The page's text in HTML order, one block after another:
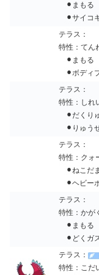
⚫︎まも
⚫︎サイコ
テラス：
特性：てん
⚫︎まも
⚫︎ボデ
テラス：
特性：しれ
⚫︎だく
⚫︎りゅう
テラス：
特性：クォ
⚫︎ねこ
⚫︎ヘビー
テラス：
特性：かが
⚫︎まも
⚫︎どく
テラス：
特性：こだ